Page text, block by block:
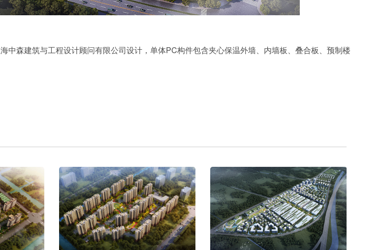
中森建筑与工程设计顾问有限公司设计，单体PC构件包含夹心保温外墙、内墙板、叠合板、预制楼